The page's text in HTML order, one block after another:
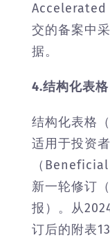
Accelerated
交的备案中
据。
4.结构化表格
结构化表格
适用于投资
（
新一轮修订
报）。从
订后的附表